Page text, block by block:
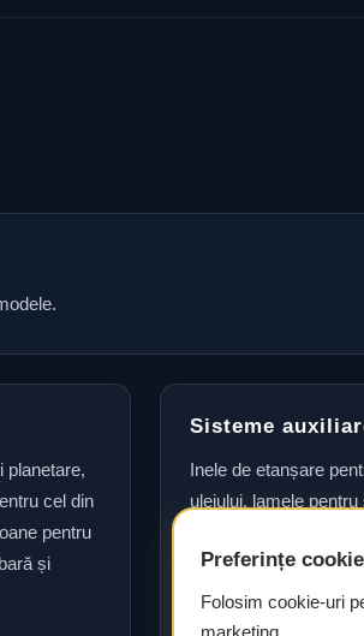
planetare,
cel din
pentru
și
Sisteme
Inele de etanșare
uleiului, lamele
frână, garnituri
pentru roți, precum
cotit.
Preferințe cookie
Folosim cookie-uri
marketing.